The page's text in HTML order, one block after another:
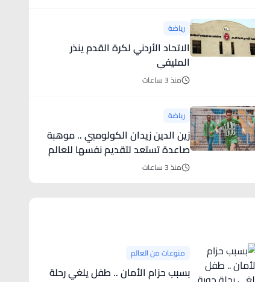
رياضة
الاتحاد الأردني لكرة القدم ينذر
المليفي
منذ 3 ساعات
رياضة
زين الدين زيدان الكولومبي .. موهبة
صاعدة تستعد لتقديم نفسها للعالم
منذ 3 ساعات
منوعات من العالم
بسبب حزام الأمان .. طفل يلغي رحلة